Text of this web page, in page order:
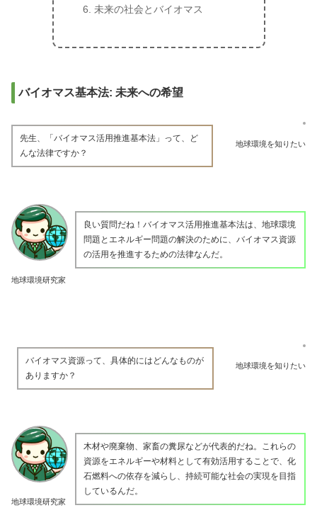
未来の社会とバイオマス
バイオマス基本法: 未来への希望
地球環境を知りたい
先生、「バイオマス活用推進基本法」って、ど
んな法律ですか？
地球環境研究家
良い質問だね！バイオマス活用推進基本法は、地球環境
問題とエネルギー問題の解決のために、バイオマス資源
の活用を推進するための法律なんだ。
地球環境を知りたい
バイオマス資源って、具体的にはどんなものが
ありますか？
地球環境研究家
木材や廃棄物、家畜の糞尿などが代表的だね。これらの
資源をエネルギーや材料として有効活用することで、化
石燃料への依存を減らし、持続可能な社会の実現を目指
しているんだ。